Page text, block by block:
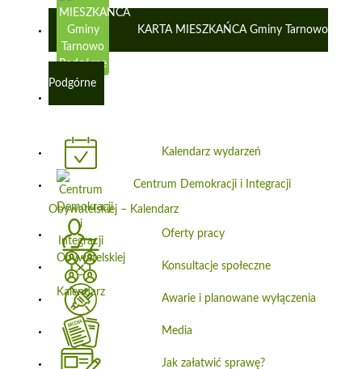
KARTA MIESZKAŃCA Gminy Tarnowo
Podgórne
Kalendarz wydarzeń
Centrum Demokracji i Integracji
Obywatelskiej – Kalendarz
Oferty pracy
Konsultacje społeczne
Awarie i planowane wyłączenia
Media
Jak załatwić sprawę?